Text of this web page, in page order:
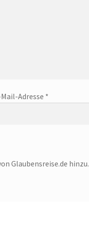
Adresse *
Glaubensreise.de hinzu.